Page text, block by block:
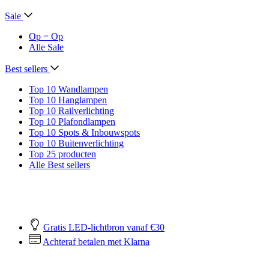
Sale
Op = Op
Alle Sale
Best sellers
Top 10 Wandlampen
Top 10 Hanglampen
Top 10 Railverlichting
Top 10 Plafondlampen
Top 10 Spots & Inbouwspots
Top 10 Buitenverlichting
Top 25 producten
Alle Best sellers
Gratis LED-lichtbron vanaf €30
Achteraf betalen met Klarna